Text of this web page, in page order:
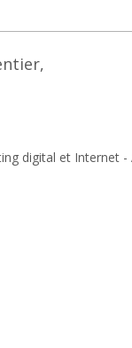
digital et Internet